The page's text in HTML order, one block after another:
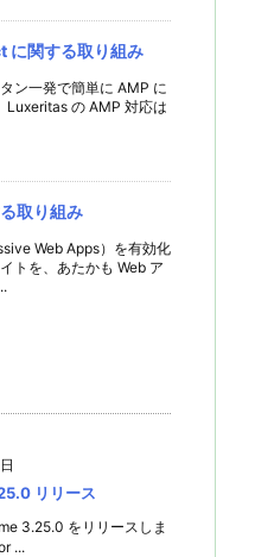
に関する取り組み
ン一発で簡単に AMP に
Luxeritas の AMP 対応は
取り組み
Web Apps）を有効化
トを、あたかも Web ア
リリース
3.25.0 をリリースしま
...